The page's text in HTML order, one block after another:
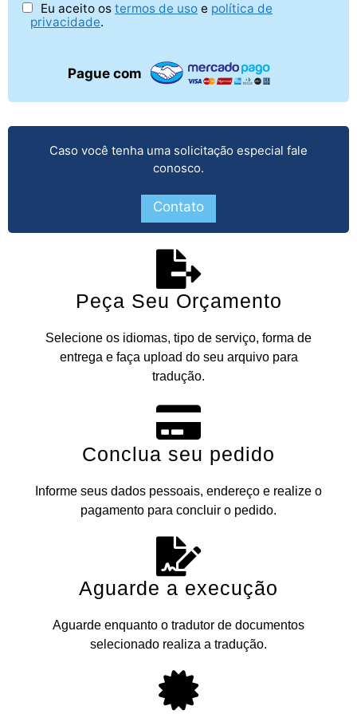
Eu aceito os termos de uso e política de
privacidade.
Pague com
Caso você tenha uma solicitação especial fale
conosco.
Contato
Peça Seu Orçamento
Selecione os idiomas, tipo de serviço, forma de
entrega e faça upload do seu arquivo para
tradução.
Conclua seu pedido
Informe seus dados pessoais, endereço e realize o
pagamento para concluir o pedido.
Aguarde a execução
Aguarde enquanto o tradutor de documentos
selecionado realiza a tradução.